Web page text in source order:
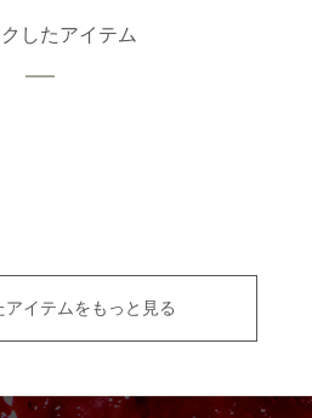
したアイテム
イテムをもっと見る